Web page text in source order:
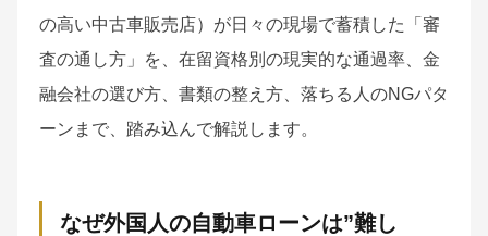
の高い中古車販売店）が日々の現場で蓄積した「審
査の通し方」を、在留資格別の現実的な通過率、金
融会社の選び方、書類の整え方、落ちる人のNGパタ
ーンまで、踏み込んで解説します。
なぜ外国人の自動車ローンは”難し